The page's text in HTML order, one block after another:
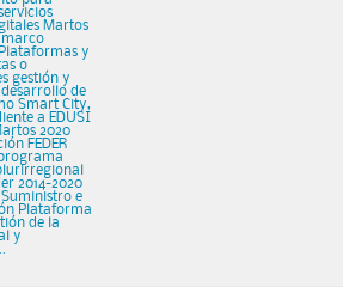
Martos
marco
y
o
gestión y
de
Smart City,
a EDUSI
2020
FEDER
2014-2020
Suministro e
Plataforma
de la
y